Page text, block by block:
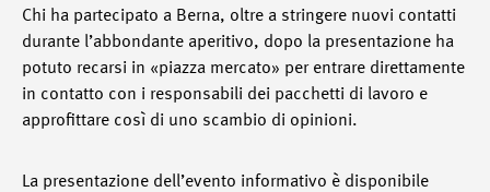
Chi ha partecipato a Berna, oltre a stringere nuovi contatti
durante l’abbondante aperitivo, dopo la presentazione ha
potuto recarsi in «piazza mercato» per entrare direttamente
in contatto con i responsabili dei pacchetti di lavoro e
approfittare così di uno scambio di opinioni.
La presentazione dell’evento informativo è disponibile